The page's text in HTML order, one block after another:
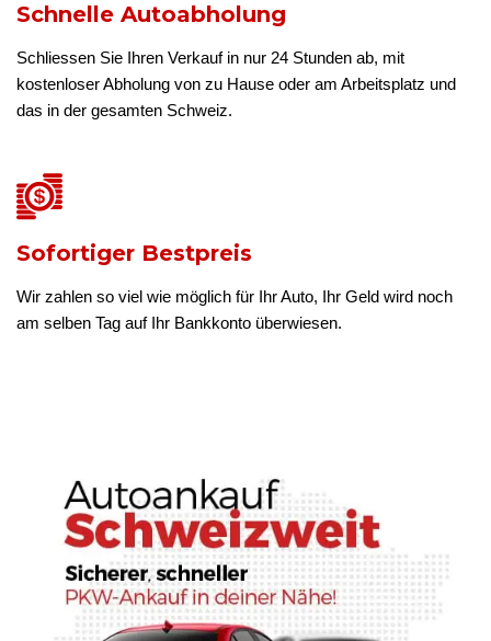
Schnelle Autoabholung
Schliessen Sie Ihren Verkauf in nur 24 Stunden ab, mit
kostenloser Abholung von zu Hause oder am Arbeitsplatz und
das in der gesamten Schweiz.
Sofortiger Bestpreis
Wir zahlen so viel wie möglich für Ihr Auto, Ihr Geld wird noch
am selben Tag auf Ihr Bankkonto überwiesen.